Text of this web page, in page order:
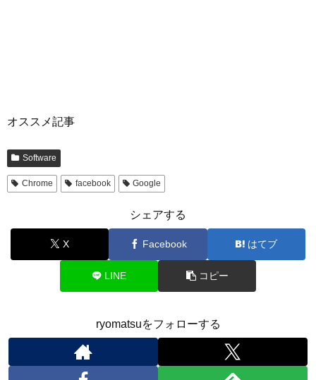
オススメ記事
Software
Chrome facebook Google
シェアする
X Facebook はてブ
LINE コピー
ryomatsuをフォローする